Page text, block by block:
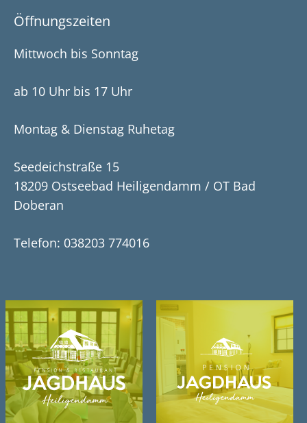
Öffnungszeiten
Mittwoch bis Sonntag
ab 10 Uhr bis 17 Uhr
Montag & Dienstag Ruhetag
Seedeichstraße 15
18209 Ostseebad Heiligendamm / OT Bad
Doberan
Telefon: 038203 774016
Impressum
Datenschutz